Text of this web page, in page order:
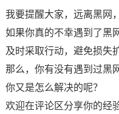
我要提醒大家，远离黑网
如果你真的不幸遇到了黑
及时采取行动，避免损失
那么，你有没有遇到过黑
你又是怎么解决的呢？
欢迎在评论区分享你的经验